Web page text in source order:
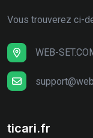
Vous trouverez ci-
WEB-
ticari.fr